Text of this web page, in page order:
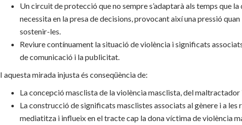
Un circuit de protecció que no sempre s’adaptarà als temps que
necessita en la presa de decisions, provocant així una pressió
sostenir-les.
Reviure contínuament la situació de violència i significats
de comunicació i la publicitat.
I aquesta mirada injusta és conseqüència de:
La concepció masclista de la violència masclista, del maltractador
La construcció de significats masclistes associats al gènere i a les
mediatitza i influeix en el tracte cap la dona víctima de violència